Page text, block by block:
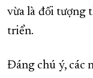
vừa là đối tượng
triển.
Đáng chú ý, các